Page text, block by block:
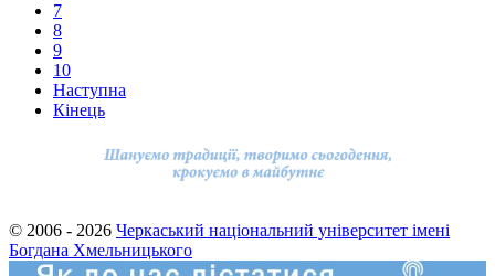
7
8
9
10
Наступна
Кінець
© 2006 - 2026 Черкаський національний університет імені
Богдана Хмельницького